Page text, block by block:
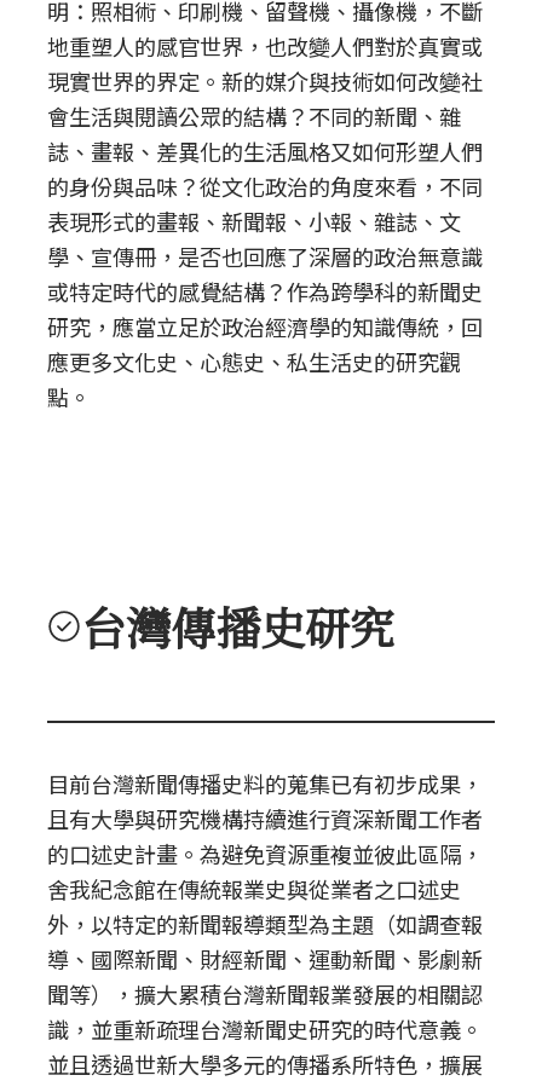
明：照相術、印刷機、留聲機、攝像機，不斷
地重塑人的感官世界，也改變人們對於真實或
現實世界的界定。新的媒介與技術如何改變社
會生活與閱讀公眾的結構？不同的新聞、雜
誌、畫報、差異化的生活風格又如何形塑人們
的身份與品味？從文化政治的角度來看，不同
表現形式的畫報、新聞報、小報、雜誌、文
學、宣傳冊，是否也回應了深層的政治無意識
或特定時代的感覺結構？作為跨學科的新聞史
研究，應當立足於政治經濟學的知識傳統，回
應更多文化史、心態史、私生活史的研究觀
點。
台灣傳播史研究
目前台灣新聞傳播史料的蒐集已有初步成果，
且有大學與研究機構持續進行資深新聞工作者
的口述史計畫。為避免資源重複並彼此區隔，
舍我紀念館在傳統報業史與從業者之口述史
外，以特定的新聞報導類型為主題（如調查報
導、國際新聞、財經新聞、運動新聞、影劇新
聞等），擴大累積台灣新聞報業發展的相關認
識，並重新疏理台灣新聞史研究的時代意義。
並且透過世新大學多元的傳播系所特色，擴展